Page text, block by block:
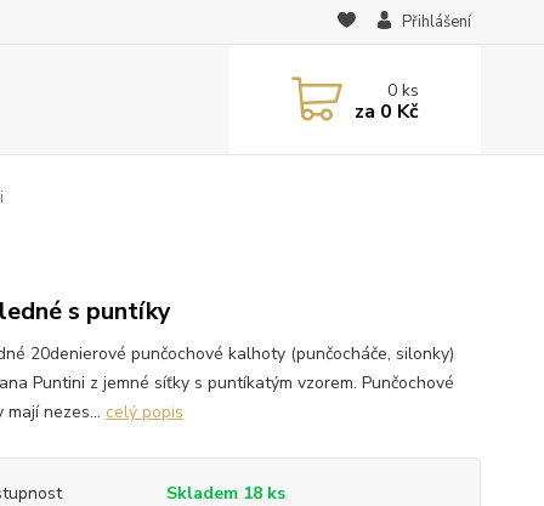
Přihlášení
0ks
za 0 Kč
s puntíky
20denierové punčochové kalhoty (punčocháče, silonky)
Puntini z jemné síťky s puntíkatým vzorem. Punčochové
nezes... celý popis
Skladem 18 ks